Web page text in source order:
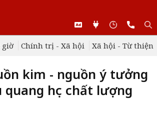
giờ Chính trị - Xã hội Xã hội - Từ thiện
kim - nguồn ý tưởng
học chất lượng